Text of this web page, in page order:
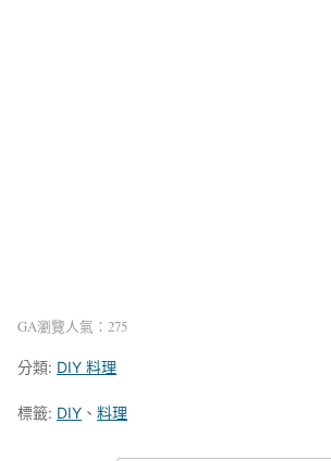
GA瀏覽人氣：275
分類: DIY 料理
標籤: DIY 、 料理